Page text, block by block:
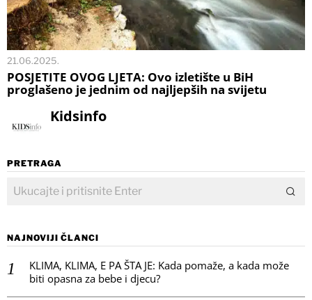
21.06.2025.
POSJETITE OVOG LJETA: Ovo izletište u BiH
proglašeno je jednim od najljepših na svijetu
Kidsinfo
PRETRAGA
NAJNOVIJI ČLANCI
KLIMA, KLIMA, E PA ŠTA JE: Kada pomaže, a kada može
biti opasna za bebe i djecu?